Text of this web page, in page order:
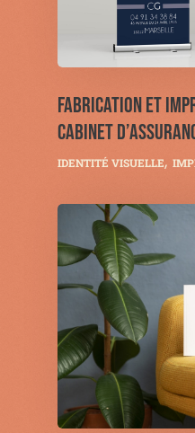
FABRICATION ET
CABINET
IDENTITÉ VISUELLE